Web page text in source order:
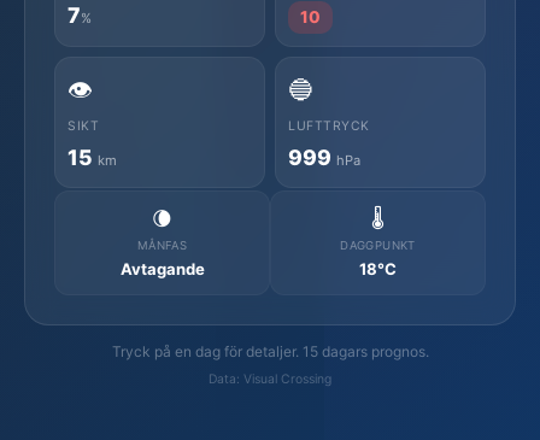
7% 10
👁️
SIKT
15 km
🔵
LUFTTRYCK
999 hPa
🌘
MÅNFAS
Avtagande
🌡️
DAGGPUNKT
18°C
Tryck på en dag för detaljer. 15 dagars prognos.
Data: Visual Crossing